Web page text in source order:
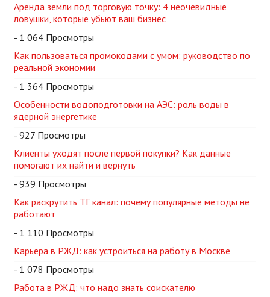
Аренда земли под торговую точку: 4 неочевидные
ловушки, которые убьют ваш бизнес
- 1 064 Просмотры
Как пользоваться промокодами с умом: руководство по
реальной экономии
- 1 364 Просмотры
Особенности водоподготовки на АЭС: роль воды в
ядерной энергетике
- 927 Просмотры
Клиенты уходят после первой покупки? Как данные
помогают их найти и вернуть
- 939 Просмотры
Как раскрутить ТГ канал: почему популярные методы не
работают
- 1 110 Просмотры
Карьера в РЖД: как устроиться на работу в Москве
- 1 078 Просмотры
Работа в РЖД: что надо знать соискателю